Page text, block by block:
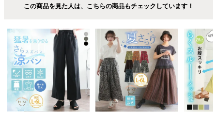
この商品を見た人は、こちらの商品もチェックしています！